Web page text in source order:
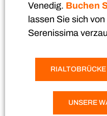
Venedig. Buchen
lassen Sie sich
Serenissima
UNSERE